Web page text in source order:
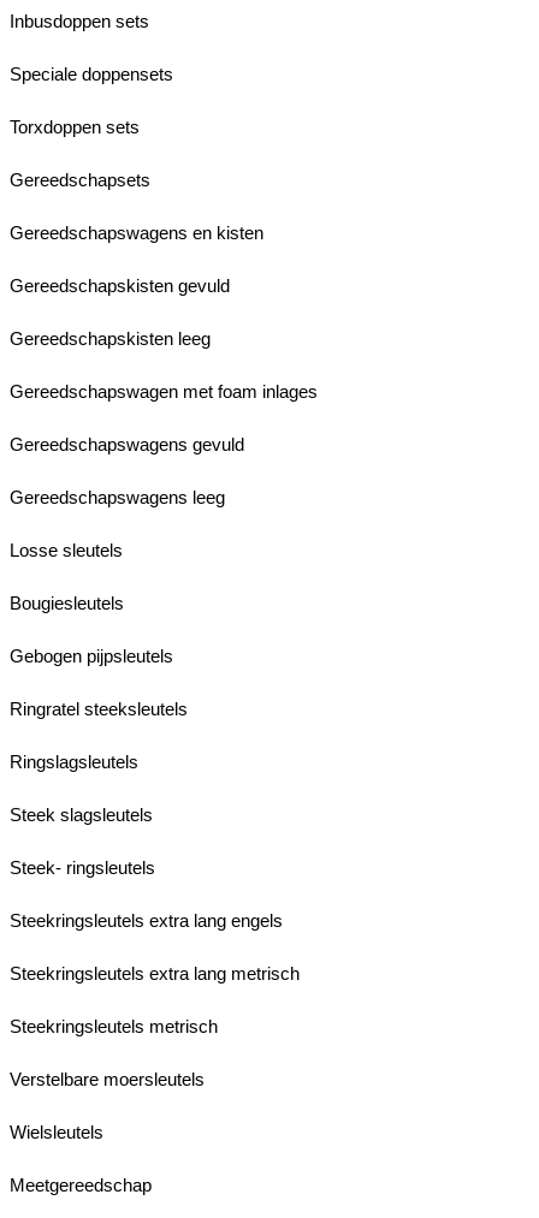
Inbusdoppen sets
Speciale doppensets
Torxdoppen sets
Gereedschapsets
Gereedschapswagens en kisten
Gereedschapskisten gevuld
Gereedschapskisten leeg
Gereedschapswagen met foam inlages
Gereedschapswagens gevuld
Gereedschapswagens leeg
Losse sleutels
Bougiesleutels
Gebogen pijpsleutels
Ringratel steeksleutels
Ringslagsleutels
Steek slagsleutels
Steek- ringsleutels
Steekringsleutels extra lang engels
Steekringsleutels extra lang metrisch
Steekringsleutels metrisch
Verstelbare moersleutels
Wielsleutels
Meetgereedschap